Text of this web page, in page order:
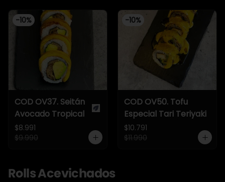
-10%
COD OV37. Seitán
Avocado Tropical
$8.991
$9.990
-10%
COD OV50. Tofu
Especial Tari Teriyaki
$10.791
$11.990
Rolls Acevichados